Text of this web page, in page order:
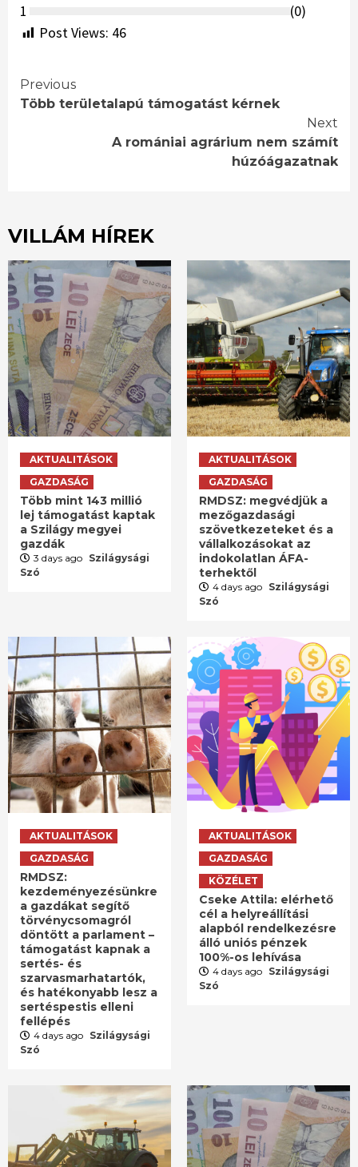
1
(0)
Post Views: 46
Continue
Previous
Több területalapú támogatást kérnek
Next
A romániai agrárium nem számít
húzóágazatnak
VILLÁM HÍREK
AKTUALITÁSOK
GAZDASÁG
Több mint 143 millió
lej támogatást kaptak
a Szilágy megyei
gazdák
3 days ago Szilágysági
Szó
AKTUALITÁSOK
GAZDASÁG
RMDSZ: megvédjük a
mezőgazdasági
szövetkezeteket és a
vállalkozásokat az
indokolatlan ÁFA-
terhektől
4 days ago Szilágysági
Szó
AKTUALITÁSOK
GAZDASÁG
RMDSZ:
kezdeményezésünkre
a gazdákat segítő
törvénycsomagról
döntött a parlament –
támogatást kapnak a
sertés- és
szarvasmarhatartók,
és hatékonyabb lesz a
sertéspestis elleni
fellépés
4 days ago Szilágysági
Szó
AKTUALITÁSOK
GAZDASÁG
KÖZÉLET
Cseke Attila: elérhető
cél a helyreállítási
alapból rendelkezésre
álló uniós pénzek
100%-os lehívása
4 days ago Szilágysági
Szó